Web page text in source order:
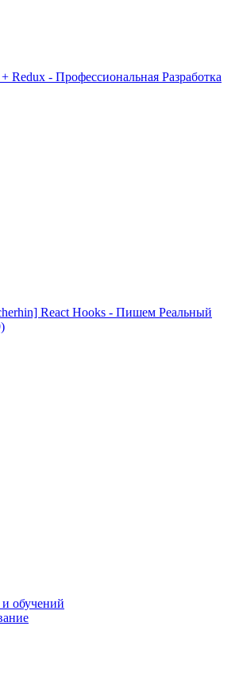
Redux - Профессиональная Разработка
React Hooks - Пишем Реальный
обучений